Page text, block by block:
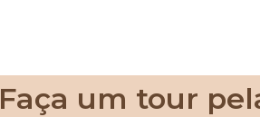
Faça um tour